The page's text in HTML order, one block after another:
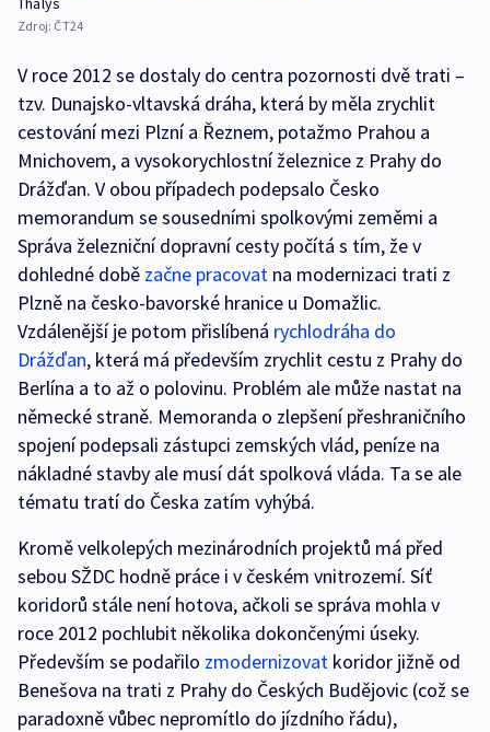
Zdroj: ČT24
V roce 2012 se dostaly do centra pozornosti dvě trati –
tzv. Dunajsko-vltavská dráha, která by měla zrychlit
cestování mezi Plzní a Řeznem, potažmo Prahou a
Mnichovem, a vysokorychlostní železnice z Prahy do
Drážďan. V obou případech podepsalo Česko
memorandum se sousedními spolkovými zeměmi a
Správa železniční dopravní cesty počítá s tím, že v
dohledné době začne pracovat na modernizaci trati z
Plzně na česko-bavorské hranice u Domažlic.
Vzdálenější je potom přislíbená rychlodráha do
Drážďan, která má především zrychlit cestu z Prahy do
Berlína a to až o polovinu. Problém ale může nastat na
německé straně. Memoranda o zlepšení přeshraničního
spojení podepsali zástupci zemských vlád, peníze na
nákladné stavby ale musí dát spolková vláda. Ta se ale
tématu tratí do Česka zatím vyhýbá.
Kromě velkolepých mezinárodních projektů má před
sebou SŽDC hodně práce i v českém vnitrozemí. Síť
koridorů stále není hotova, ačkoli se správa mohla v
roce 2012 pochlubit několika dokončenými úseky.
Především se podařilo zmodernizovat koridor jižně od
Benešova na trati z Prahy do Českých Budějovic (což se
paradoxně vůbec nepromítlo do jízdního řádu),